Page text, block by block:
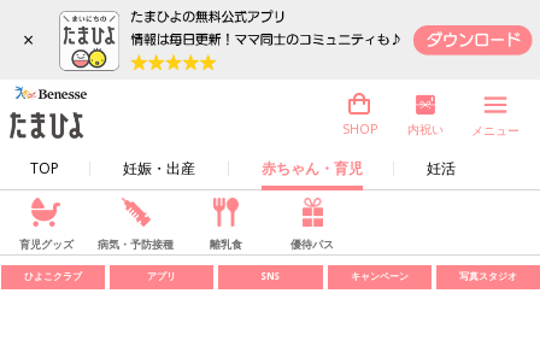
×
TOP 妊娠・出産 赤ちゃん・育児 妊活
SHOP 内祝い メニュー
育児グッズ 病気・予防接種 離乳食 優待パス
ひよこクラブ アプリ SNS キャンペーン 写真スタジオ